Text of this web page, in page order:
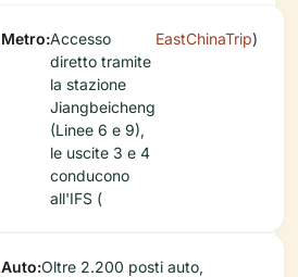
Metro:Accesso
diretto tramite
la stazione
Jiangbeicheng
(Linee 6 e 9),
le uscite 3 e 4
conducono
all'IFS (
EastChinaTrip)
Auto:Oltre 2.200 posti auto,